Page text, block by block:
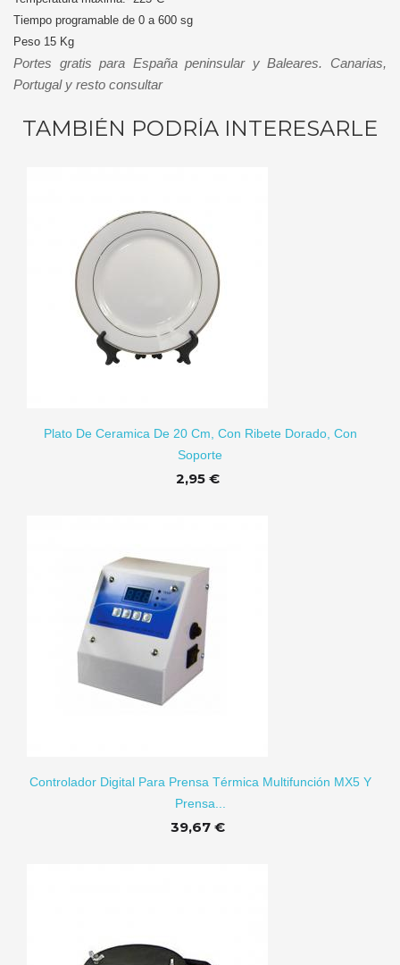
Tiempo programable de 0 a 600 sg
Peso 15 Kg
Portes gratis para España peninsular y Baleares. Canarias,
Portugal y resto consultar
TAMBIÉN PODRÍA INTERESARLE
Plato De Ceramica De 20 Cm, Con Ribete Dorado, Con
Soporte
2,95 €
Controlador Digital Para Prensa Térmica Multifunción MX5 Y
Prensa...
39,67 €